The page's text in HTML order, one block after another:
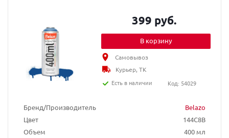
Бренд/Производитель
Belazo
Цвет
144C8B
Объем
400 мл
399 руб.
В корзину
Самовывоз
Курьер, ТК
Есть в наличии
Код: 54029